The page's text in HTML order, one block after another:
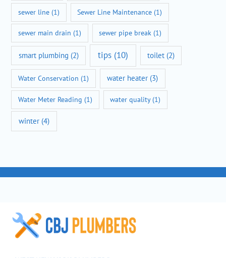
sewer line (1) Sewer Line Maintenance (1)
sewer main drain (1) sewer pipe break (1)
smart plumbing (2) tips(10) toilet(2)
Water Conservation (1) water heater (3)
Water Meter Reading (1) water quality(1)
winter (4)